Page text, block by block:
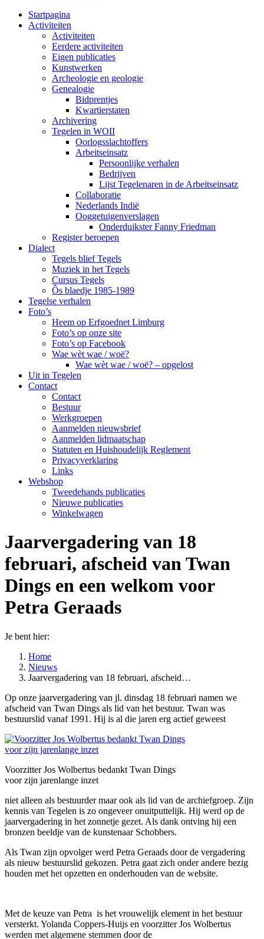
Startpagina
Activiteiten
Activiteiten
Eerdere activiteiten
Eigen publicaties
Kunstwerken
Archeologie en geologie
Genealogie
Bidprentjes
Kwartierstaten
Archivering
Tegelen in WOII
Oorlogsslachtoffers
Arbeitseinsatz
Persoonlijke verhalen
Bedrijven
Lijst Tegelenaren in de Arbeitseinsatz
Collaboratie
Nederlands Indië
Ooggetuigenverslagen
Onderduikster Fanny Friedman
Register beroepen
Dialect
Tegels blief Tegels
Muziek in het Tegels
Cursus Tegels
Ôs blaedje 1985-1989
Tegelse verhalen
Foto’s
Heem op Erfgoednet Limburg
Foto’s op onze site
Foto’s op Facebook
Wae wèt wae / woë?
Wae wèt wae / woë? – opgelost
Uit in Tegelen
Contact
Contact
Bestuur
Werkgroepen
Aanmelden nieuwsbrief
Aanmelden lidmaatschap
Statuten en Huishoudelijk Reglement
Privacyverklaring
Links
Webshop
Tweedehands publicaties
Nieuwe publicaties
Winkelwagen
Jaarvergadering van 18
februari, afscheid van Twan
Dings en een welkom voor
Petra Geraads
Je bent hier:
Home
Nieuws
Jaarvergadering van 18 februari, afscheid…
Op onze jaarvergadering van jl. dinsdag 18 februari namen we
afscheid van Twan Dings als lid van het bestuur. Twan was
bestuurslid vanaf 1991. Hij is al die jaren erg actief geweest
Voorzitter Jos Wolbertus bedankt Twan Dings
voor zijn jarenlange inzet
niet alleen als bestuurder maar ook als lid van de archiefgroep. Zijn
kennis van Tegelen is zo ongeveer onuitputtelijk. Hij werd op de
jaarvergadering in het zonnetje gezet. Als dank ontving hij een
bronzen beeldje van de kunstenaar Schobbers.
Als Twan zijn opvolger werd Petra Geraads door de vergadering
als nieuw bestuurslid gekozen. Petra gaat zich onder andere bezig
houden met het opzetten en onderhouden van de website.
Met de keuze van Petra is het vrouwelijk element in het bestuur
versterkt. Yolanda Coppers-Huijs en voorzitter Jos Wolbertus
werden met algemene stemmen door de